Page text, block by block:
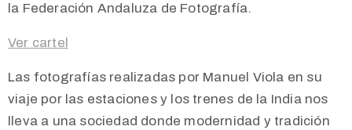
la Federación Andaluza de Fotografía.
Ver cartel
Las fotografías realizadas por Manuel Viola en su
viaje por las estaciones y los trenes de la India nos
lleva a una sociedad donde modernidad y tradición